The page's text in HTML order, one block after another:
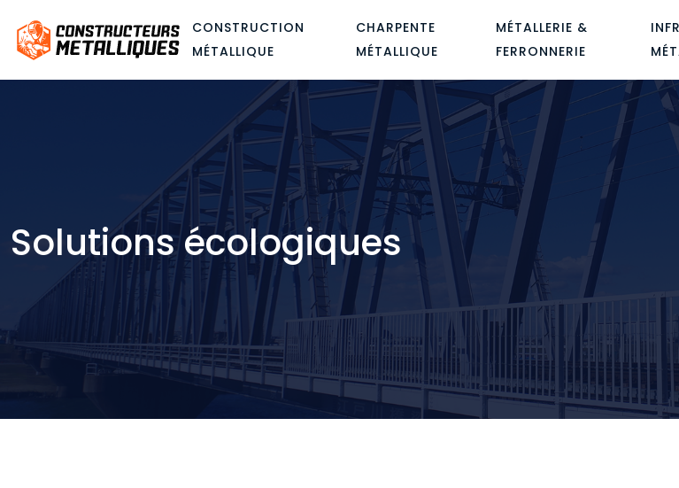
CONSTRUCTION
MÉTALLIQUE
CHARPENTE
MÉTALLIQUE
MÉTALLERIE &
FERRONNERIE
Solutions écologiques